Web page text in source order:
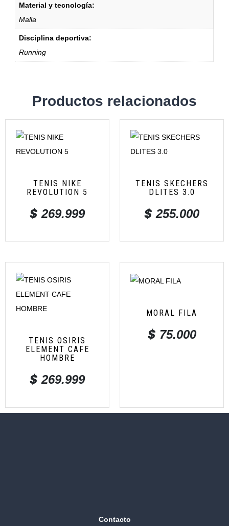
Material y tecnología:
Malla
Disciplina deportiva:
Running
Productos relacionados
TENIS NIKE
REVOLUTION 5
$ 269.999
TENIS SKECHERS
DLITES 3.0
$ 255.000
TENIS OSIRIS
ELEMENT CAFE
HOMBRE
$ 269.999
MORAL FILA
$ 75.000
Contacto